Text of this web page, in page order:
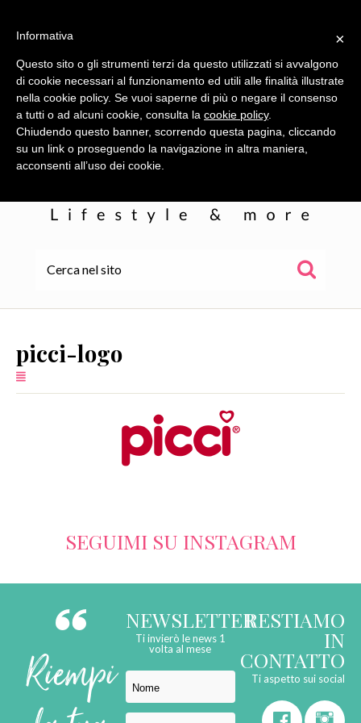
SERVIZI
COLLABORAZIONI
picci-logo
SEGUIMI SU INSTAGRAM
Riempi
NEWSLETTER
Ti invierò le news 1
volta al mese
RESTIAMO
IN
CONTATTO
Ti aspetto sui social
×
Informativa
Questo sito o gli strumenti terzi da questo utilizzati si avvalgono
di cookie necessari al funzionamento ed utili alle finalità illustrate
nella cookie policy. Se vuoi saperne di più o negare il consenso
a tutti o ad alcuni cookie, consulta la cookie policy.
Chiudendo questo banner, scorrendo questa pagina, cliccando
su un link o proseguendo la navigazione in altra maniera,
acconsenti all’uso dei cookie.